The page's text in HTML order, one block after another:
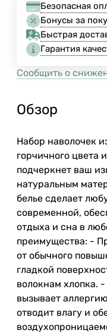
Безопасная
Бонусы за
Быстрая
Гарантия
Сообщить о
Обзор
Набор наволочек
горчичного цвета
подчеркнет ваш
натуральным
белье сделает
современной,
отдыха и сна в
преимущества: -
от обычного
гладкой
волокнам хлопка.
вызывает
отводит влагу и